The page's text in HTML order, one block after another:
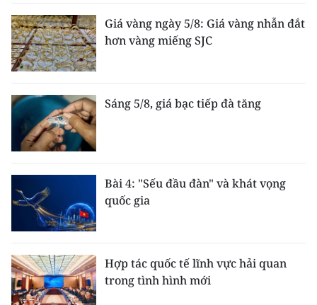
Giá vàng ngày 5/8: Giá vàng nhẫn đắt
hơn vàng miếng SJC
Sáng 5/8, giá bạc tiếp đà tăng
Bài 4: "Sếu đầu đàn" và khát vọng
quốc gia
Hợp tác quốc tế lĩnh vực hải quan
trong tình hình mới